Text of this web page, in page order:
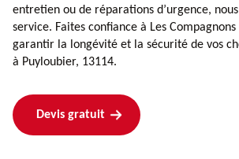
entretien ou de réparations d’urgence,
service. Faites confiance à Les
garantir la longévité et la sécurité de vos
à Puyloubier, 13114.
Devis gratuit